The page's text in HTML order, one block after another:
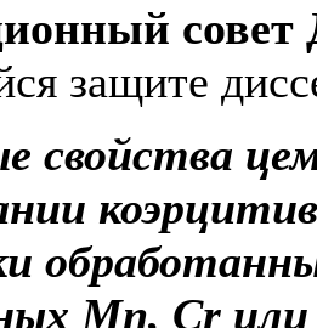
совет
защите
свойства
Mn, Cr